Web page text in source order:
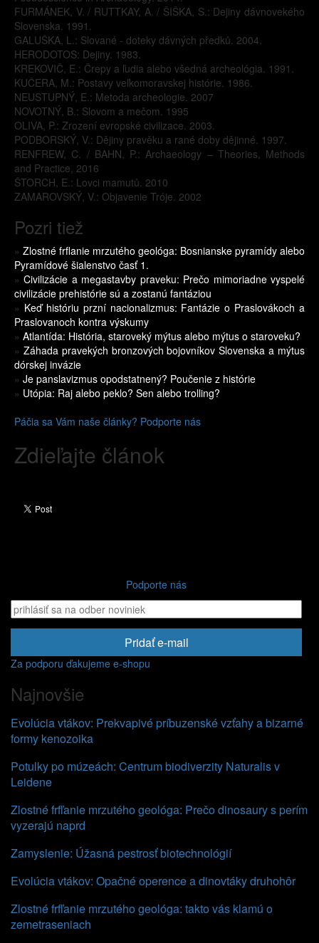
FURMÁNEK, V. / RUTTKAY, A. / ŠIŠKA, S.: Dejiny dávnovekého
Slovenska. 1991.
GALUŠKA, L.: Slované - doteky dávných předků. 2004.
HERODOTOS: Dejiny. 1983.
KREKOVIČ, E.: Črepy a ľudia alebo všedná archeológia. 1991.
KUČERA, M.: Postavy veľkomoravskej histórie. 1986.
NEUSTUPNÝ, E.: Metoda archeologie. 2007
NOVOTNÝ, B.: Slovom a mečom. 1995
OLIVA, P.: Zrození evropské civilizace. 2003.
PODBORSKÝ, V.: Dějiny pravěku a rané doby dějinné. 1997.
RENFREW, C. / BAHN, P.: Archaeology – Theories, Methods
and Practice, 2016
ŠTORCH, E.: Lovci mamutů. 2010
ZAMAROVSKÝ, V.: Objavenie Tróje. 2002
Pozri tiež
» Zlostné frflanie mrzutého geológa: Bosnianske pyramídy alebo
Pyramídové šialenstvo časť 1.
»Civilizácie a megastavby praveku: Prečo mimoriadne vyspelé
civilizácie prehistórie sú a zostanú fantáziou
» Keď históriu przní nacionalizmus: Fantázie o Praslovákoch a
Praslovanoch kontra výskumy
» Atlantída: História, staroveký mýtus alebo mýtus o staroveku?
» Záhada pravekých bronzových bojovníkov Slovenska a mýtus
dórskej invázie
» Je panslavizmus opodstatnený? Poučenie z histórie
» Utópia: Raj alebo peklo? Sen alebo trolling?
Páčia sa Vám naše články? Podporte nás
Zdieľajte článok
Podporte nás
Pridať e-mail
Za podporu ďakujeme e-shopu
Najnovšie
Evolúcia vtákov: Prekvapivé príbuzenské vzťahy a bizarné
formy kenozoika
Potulky po múzeách: Centrum biodiverzity Naturalis v
Leidene
Zlostné frfľanie mrzutého geológa: Prečo dinosaury s perím
vyzerajú naprd
Zamyslenie: Úžasná pestrosť biotechnológií
Evolúcia vtákov: Opačné operence a dinovtáky druhohôr
Zlostné frfľanie mrzutého geológa: takto vás klamú o
zemetraseniach